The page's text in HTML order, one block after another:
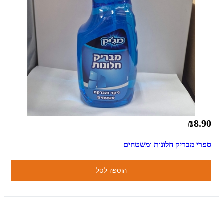
₪8.90
ספרי מבריק חלונות ומשטחים
הוספה לסל